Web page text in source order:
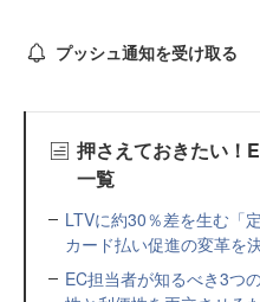
プッシュ通知を受け取る
押さえておきたい！
一覧
LTVに約30％差を生む「
カード払い促進の変革を
EC担当者が知るべき3